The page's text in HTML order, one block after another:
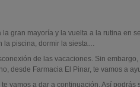
gran mayoría y la vuelta a la rutina en
la piscina, dormir la siesta…
de las vacaciones. Sin
desde Farmacia El Pinar, te vamos a
vamos a dar a continuación. Así